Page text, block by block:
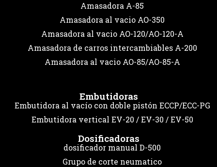
Amasadora A-85
Amasadora al vacio AO-350
Amasadora al vacio AO-120/AO-120-A
Amasadora de carros intercambiables A-200
Amasadora al vacio AO-85/AO-85-A
Embutidoras
Embutidora al vacío con doble pistón ECCP/ECC-PG
Embutidora vertical EV-20 / EV-30 / EV-50
Dosificadoras
dosificador manual D-500
Grupo de corte neumatico